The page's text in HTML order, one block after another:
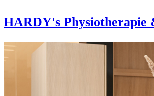
HARDY's Physiotherapie